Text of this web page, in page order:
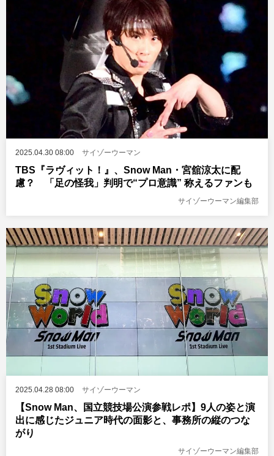
2025.04.30 08:00 サイゾーウーマン
TBS『ラヴィット！』、Snow Man・宮舘涼太に配
慮？ 「足の怪我」判明で“プロ意識” 称えるファンも
サイゾーウーマン編集部
2025.04.28 08:00 サイゾーウーマン
【Snow Man、国立競技場公演参戦レポ】9人の姿と演
出に感じたジュニア時代の面影と、事務所の縦のつな
がり
サイゾーウーマン編集部